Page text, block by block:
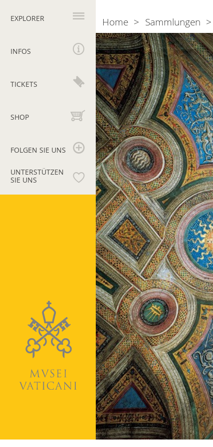
EXPLORER
INFOS
TICKETS
SHOP
FOLGEN SIE UNS
UNTERSTÜTZEN
SIE UNS
Saal
des
Glaubensbekenntnisses
Breadcrumb
Home Sammlungen